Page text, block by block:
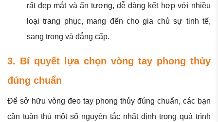
rất đẹp mắt và ấn tượng, dễ dàng kết hợp với nhiều
loại trang phục, mang đến cho gia chủ sự tinh tế,
sang trọng và đẳng cấp.
3. Bí quyết lựa chọn vòng tay phong thủy
đúng chuẩn
Để sở hữu vòng đeo tay phong thủy đúng chuẩn, các bạn
cần tuân thủ một số nguyên tắc nhất định trong quá trình